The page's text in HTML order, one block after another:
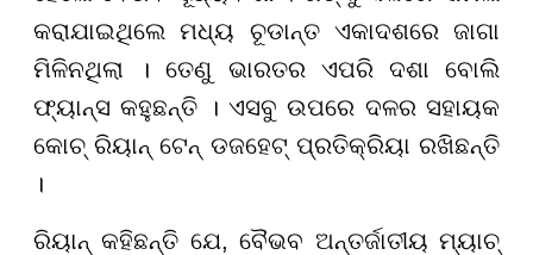
କରାଯାଇଥିଲେ ମଧ୍ୟ ଚୂଡାନ୍ତ ଏକାଦଶରେ ଜାଗା
ମିଳିନଥିଲା । ତେଣୁ ଭାରତର ଏପରି ଦଶା ବୋଲି
ଫ୍ୟାନ୍ସ କହୁଛନ୍ତି । ଏସବୁ ଉପରେ ଦଳର ସହାୟକ
କୋଚ୍ ରିୟାନ୍ ଟେନ୍ ଡଜହେଟ୍ ପ୍ରତିକ୍ରିୟା ରଖିଛନ୍ତି
।
ରିୟାନ୍ କହିଛନ୍ତି ଯେ, ବୈଭବ ଅନ୍ତର୍ଜାତୀୟ ମ୍ୟାଚ୍